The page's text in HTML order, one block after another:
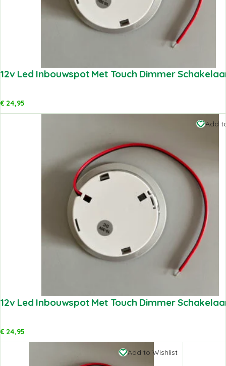
12v Led Inbouwspot Met Touch Dimmer
€24,95
Add
12v Led Inbouwspot Met Touch Dimmer
€24,95
Add to Wishlist